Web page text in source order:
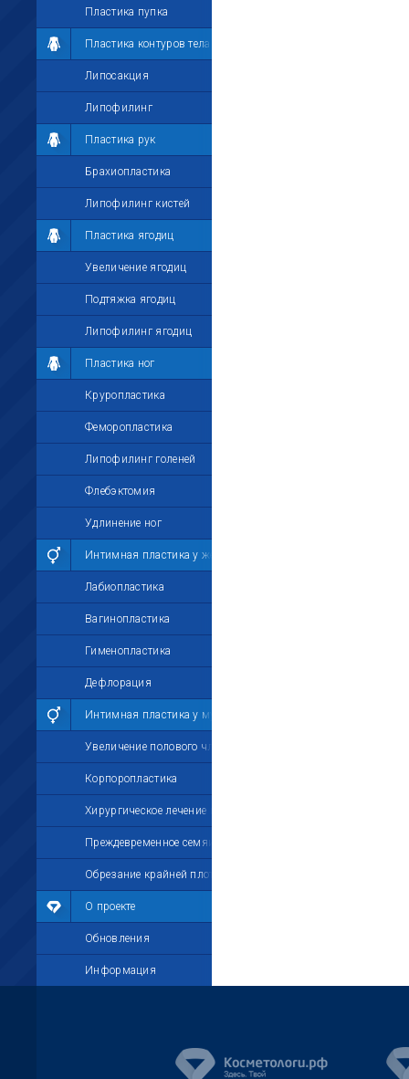
Пластика пупка
Пластика контуров тела
Липосакция
Липофилинг
Пластика рук
Брахиопластика
Липофилинг кистей
Пластика ягодиц
Увеличение ягодиц
Подтяжка ягодиц
Липофилинг ягодиц
Пластика ног
Круропластика
Феморопластика
Липофилинг голеней
Флебэктомия
Удлинение ног
Интимная пластика у женщин
Лабиопластика
Вагинопластика
Гименопластика
Дефлорация
Интимная пластика у мужчин
Увеличение полового члена
Корпоропластика
Хирургическое лечение импотенции
Преждевременное семяизвержение
Обрезание крайней плоти
О проекте
Обновления
Информация